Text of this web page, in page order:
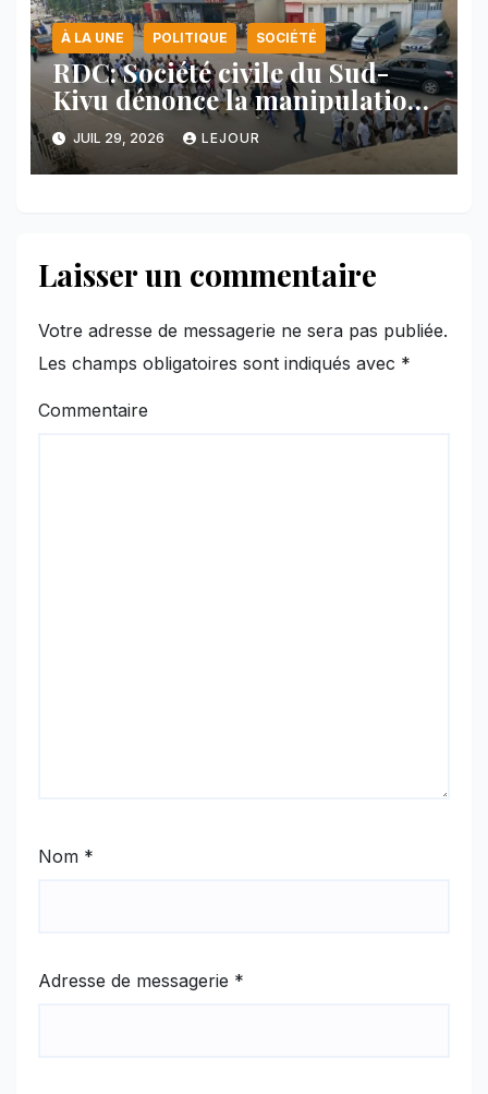
À LA UNE POLITIQUE SOCIÉTÉ
RDC: Société civile du Sud-
Kivu dénonce la manipulation
des manifestations par
l’AFC/M23
JUIL 29, 2026 LEJOUR
Laisser un commentaire
Votre adresse de messagerie ne sera pas publiée.
Les champs obligatoires sont indiqués avec *
Commentaire
Nom *
Adresse de messagerie *